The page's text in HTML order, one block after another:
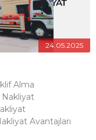
24.05.2025
Alma
Nakliyat
Avantajları